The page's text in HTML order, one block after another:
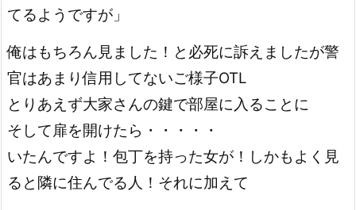
てるようですが」
俺はもちろん見ました！と必死に訴えましたが警
官はあまり信用してないご様子OTL
とりあえず大家さんの鍵で部屋に入ることに
そして扉を開けたら・・・・・
いたんですよ！包丁を持った女が！しかもよく見
ると隣に住んでる人！それに加えて